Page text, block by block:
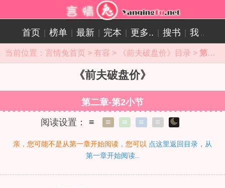
首页 榜单 最新 完本 更多.. 搜书 我 ..
当前位置： 言情兔首页 > 有容 > 《前夫破盘价》目录 > 第二章-第2小节在线阅读
《前夫破盘价》
第二章-第2小节
阅读设置：
≡ ≡ ≡ ≡ ≡
亲，您可能不是从第一章开始阅读，您可以 点这里返回目录，从
第一章开始阅读..